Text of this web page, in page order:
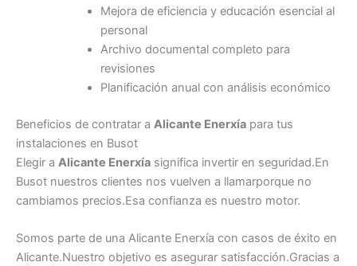
Mejora de eficiencia y educación esencial al
personal
Archivo documental completo para
revisiones
Planificación anual con análisis económico
Beneficios de contratar a Alicante Enerxía para tus
instalaciones en Busot
Elegir a Alicante Enerxía significa invertir en seguridad.En
Busot nuestros clientes nos vuelven a llamarporque no
cambiamos precios.Esa confianza es nuestro motor.
Somos parte de una Alicante Enerxía con casos de éxito en
Alicante.Nuestro objetivo es asegurar satisfacción.Gracias a